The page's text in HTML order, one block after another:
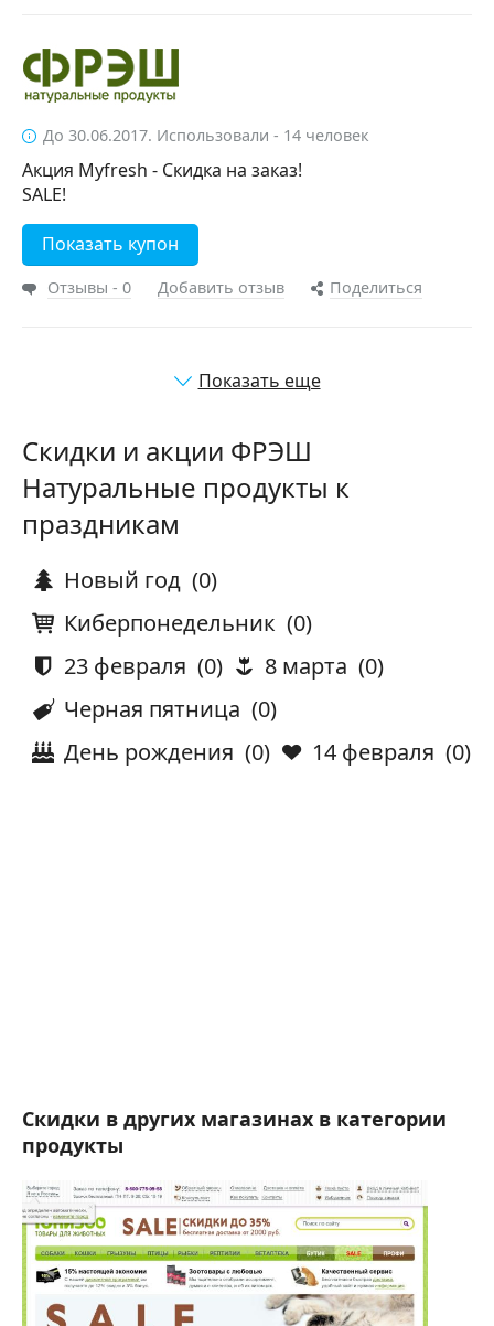
До 30.06.2017. Использовали - 14 человек
Акция Myfresh - Скидка на заказ!
SALE!
Показать купон
Отзывы - 0 Добавить отзыв Поделиться
Показать еще
Скидки и акции ФРЭШ
Натуральные продукты к
праздникам
Новый год (0)
Киберпонедельник (0)
23 февраля (0) 8 марта (0)
Черная пятница (0)
День рождения (0) 14 февраля (0)
Скидки в других магазинах в категории
продукты